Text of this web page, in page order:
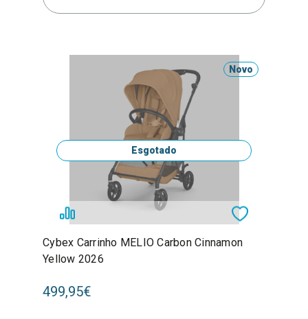
Novo
Esgotado
Cybex Carrinho MELIO Carbon Cinnamon
Yellow 2026
499,95€